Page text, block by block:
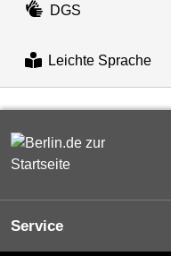
DGS
Leichte Sprache
Service